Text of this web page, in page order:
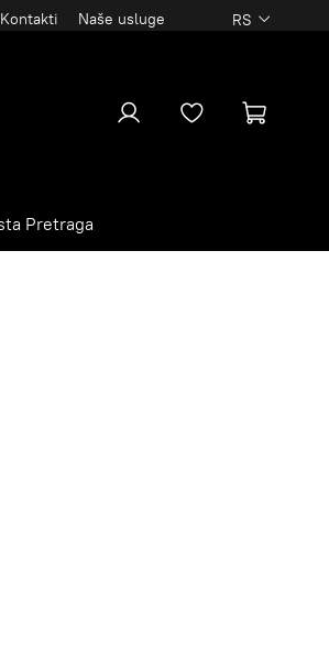
Kontakti Naše usluge RS
Pretraga